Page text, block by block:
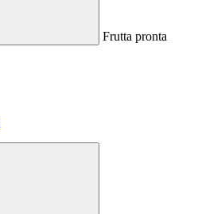
Frutta pronta